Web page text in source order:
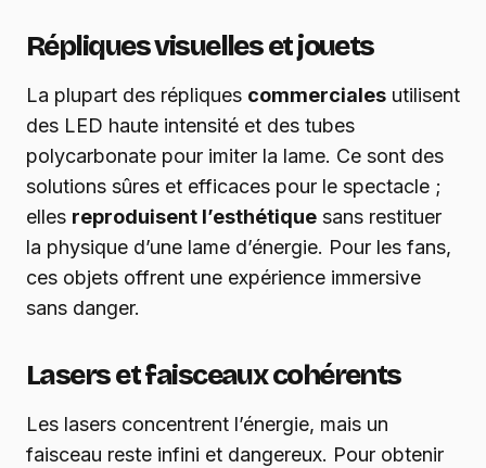
Répliques visuelles et jouets
La plupart des répliques commerciales utilisent
des LED haute intensité et des tubes
polycarbonate pour imiter la lame. Ce sont des
solutions sûres et efficaces pour le spectacle ;
elles reproduisent l’esthétique sans restituer
la physique d’une lame d’énergie. Pour les fans,
ces objets offrent une expérience immersive
sans danger.
Lasers et faisceaux cohérents
Les lasers concentrent l’énergie, mais un
faisceau reste infini et dangereux. Pour obtenir